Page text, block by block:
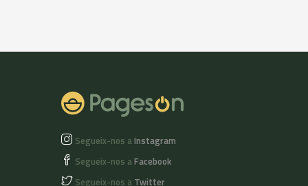
Segueix-nos aInstagram
Segueix-nos aFacebook
Segueix-nos a Twitter